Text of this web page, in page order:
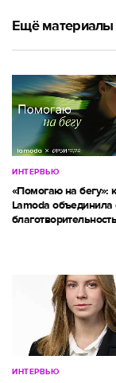
Ещё материалы
ИНТЕРВЬЮ
«Помогаю на бегу»:
Lamoda объединила
ИНТЕРВЬЮ